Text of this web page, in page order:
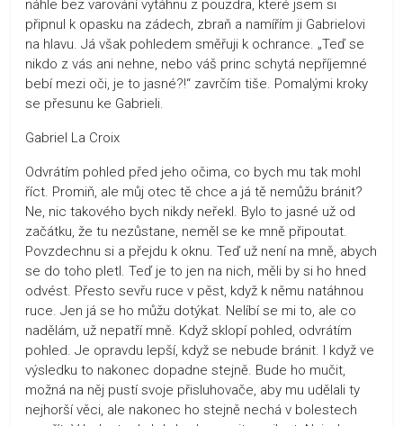
náhle bez varování vytáhnu z pouzdra, které jsem si
připnul k opasku na zádech, zbraň a namířím ji Gabrielovi
na hlavu. Já však pohledem směřuji k ochrance. „Teď se
nikdo z vás ani nehne, nebo váš princ schytá nepříjemné
bebí mezi oči, je to jasné?!“ zavrčím tiše. Pomalými kroky
se přesunu ke Gabrieli.
Gabriel La Croix
Odvrátím pohled před jeho očima, co bych mu tak mohl
říct. Promiň, ale můj otec tě chce a já tě nemůžu bránit?
Ne, nic takového bych nikdy neřekl. Bylo to jasné už od
začátku, že tu nezůstane, neměl se ke mně připoutat.
Povzdechnu si a přejdu k oknu. Teď už není na mně, abych
se do toho pletl. Teď je to jen na nich, měli by si ho hned
odvést. Přesto sevřu ruce v pěst, když k němu natáhnou
ruce. Jen já se ho můžu dotýkat. Nelíbí se mi to, ale co
nadělám, už nepatří mně. Když sklopí pohled, odvrátím
pohled. Je opravdu lepší, když se nebude bránit. I když ve
výsledku to nakonec dopadne stejně. Bude ho mučit,
možná na něj pustí svoje přisluhovače, aby mu udělali ty
nejhorší věci, ale nakonec ho stejně nechá v bolestech